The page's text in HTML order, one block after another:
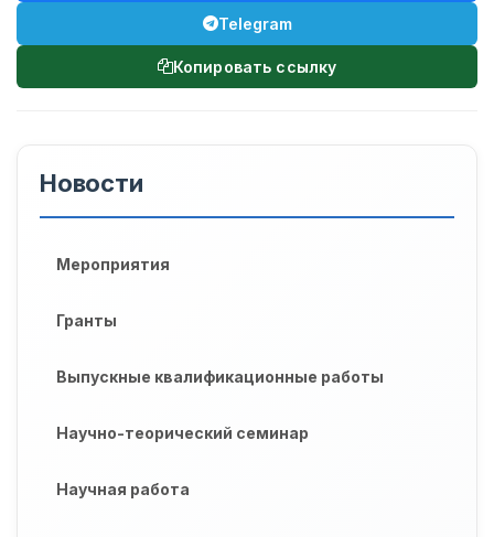
Telegram
Копировать ссылку
Новости
Мероприятия
Гранты
Выпускные квалификационные работы
Научно-теорический семинар
Научная работа